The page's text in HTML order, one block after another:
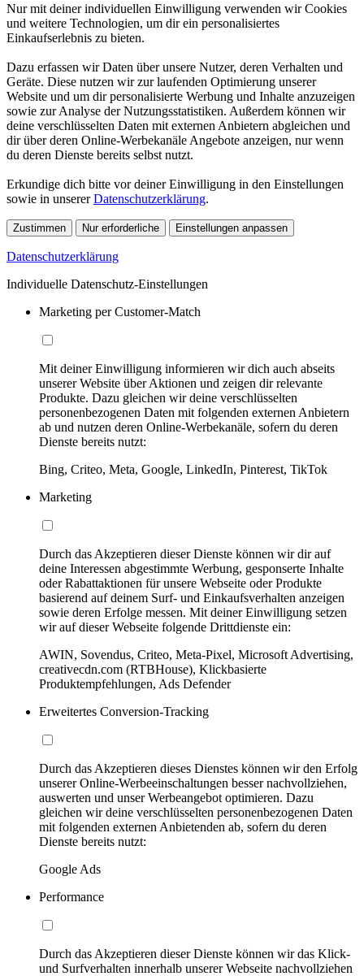
Nur mit deiner individuellen Einwilligung verwenden wir Cookies
und weitere Technologien, um dir ein personalisiertes
Einkaufserlebnis zu bieten.
Dazu erfassen wir Daten über unsere Nutzer, deren Verhalten und
Geräte. Diese nutzen wir zur laufenden Optimierung unserer
Website und um dir personalisierte Werbung und Inhalte anzuzeigen
sowie zur Analyse der Nutzungsstatistiken. Außerdem können wir
deine verschlüsselten Daten mit externen Anbietern abgleichen und
dir über deren Online-Werbekanäle Angebote anzeigen, nur wenn
du deren Dienste bereits selbst nutzt.
Erkundige dich bitte vor deiner Einwilligung in den Einstellungen
sowie in unsererDatenschutzerklärung.
Zustimmen Nur erforderliche Einstellungen anpassen
Datenschutzerklärung
Individuelle Datenschutz-Einstellungen
Marketing per Customer-Match
Mit deiner Einwilligung informieren wir dich auch abseits
unserer Website über Aktionen und zeigen dir relevante
Produkte. Dazu gleichen wir deine verschlüsselten
personenbezogenen Daten mit folgenden externen Anbietern
ab und nutzen deren Online-Werbekanäle, sofern du deren
Dienste bereits nutzt:
Bing, Criteo, Meta, Google, LinkedIn, Pinterest, TikTok
Marketing
Durch das Akzeptieren dieser Dienste können wir dir auf
deine Interessen abgestimmte Werbung, gesponserte Inhalte
oder Rabattaktionen für unsere Webseite oder Produkte
basierend auf deinem Surf- und Einkaufsverhalten anzeigen
sowie deren Erfolge messen. Mit deiner Einwilligung setzen
wir auf dieser Webseite folgende Drittdienste ein:
AWIN, Sovendus, Criteo, Meta-Pixel, Microsoft Advertising,
creativecdn.com (RTBHouse), Klickbasierte
Produktempfehlungen, Ads Defender
Erweitertes Conversion-Tracking
Durch das Akzeptieren dieses Dienstes können wir den Erfolg
unserer Online-Werbeeinschaltungen besser nachvollziehen,
auswerten und unser Werbeangebot optimieren. Dazu
gleichen wir deine verschlüsselten personenbezogenen Daten
mit folgenden externen Anbietenden ab, sofern du deren
Dienste bereits nutzt:
Google Ads
Performance
Durch das Akzeptieren dieser Dienste können wir das Klick-
und Surfverhalten innerhalb unserer Webseite nachvollziehen